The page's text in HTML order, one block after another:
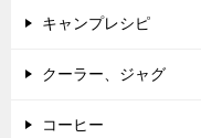
キャンプレシピ
クーラー、ジャグ
コーヒー